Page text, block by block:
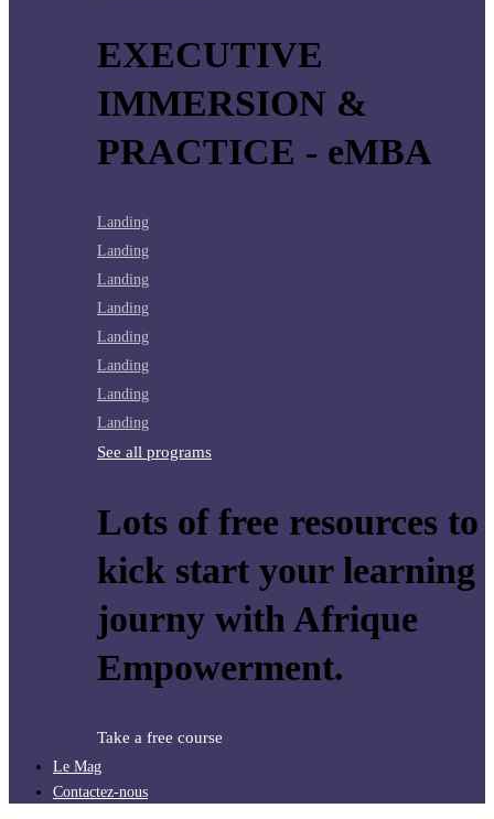
EXECUTIVE
IMMERSION &
PRACTICE - eMBA
Landing
Landing
Landing
Landing
Landing
Landing
Landing
Landing
See all programs
Lots of free resources to
kick start your learning
journy with Afrique
Empowerment.
Take a free course
Le Mag
Contactez-nous